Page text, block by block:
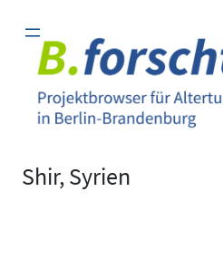
Inhalt
springen
Shir, Syrien